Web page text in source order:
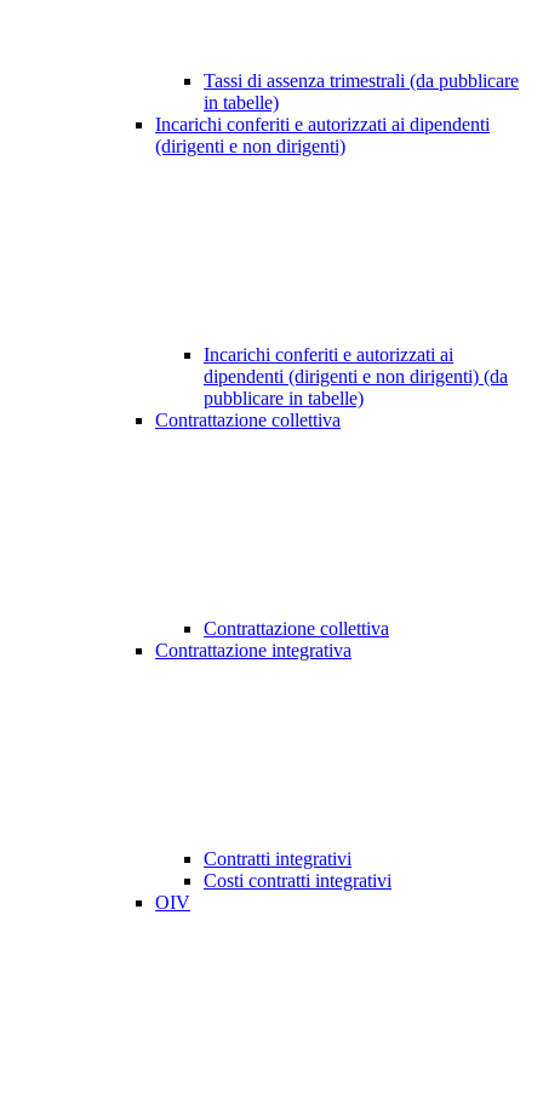
Tassi di assenza trimestrali (da pubblicare
in tabelle)
Incarichi conferiti e autorizzati ai dipendenti
(dirigenti e non dirigenti)
Incarichi conferiti e autorizzati ai
dipendenti (dirigenti e non dirigenti) (da
pubblicare in tabelle)
Contrattazione collettiva
Contrattazione collettiva
Contrattazione integrativa
Contratti integrativi
Costi contratti integrativi
OIV